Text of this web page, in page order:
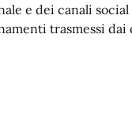
e dei canali social
trasmessi dai